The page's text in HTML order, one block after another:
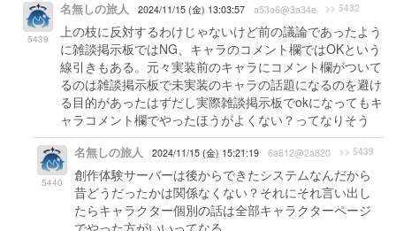
5439
名無しの旅人 2024/11/15 (金) 13:03:57 a53a6@3a34e >> 5432
上の枝に反対するわけじゃないけど前の議論であったよう
に雑談掲示板ではNG、キャラのコメント欄ではOKという
線引きもある。元々実装前のキャラにコメント欄がついて
るのは雑談掲示板で未実装のキャラの話題になるのを避け
る目的があったはずだし実際雑談掲示板でokになってもキ
ャラコメント欄でやったほうがよくない？ってなりそう
5440
名無しの旅人 2024/11/15 (金) 15:21:19 6a612@2a820 >> 5439
創作体験サーバーは後からできたシステムなんだから
昔どうだったかは関係なくない？それにそれ言い出し
たらキャラクター個別の話は全部キャラクターページ
でやった方がいいってなる